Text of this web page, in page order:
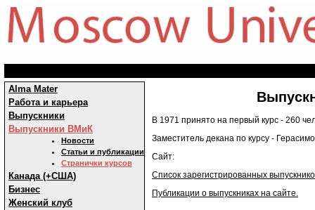
Alma Mater
Работа и карьера
Выпускники
Выпускники ВМиК
Новости
Статьи и публикации
Странички курсов
Канада (+США)
Бизнес
Женский клуб
В 1971 принято на первый курс - 260
Заместитель декана по курсу -
Сайт:
Список зарегистрированных
Публикации о выпускниках на сайте.